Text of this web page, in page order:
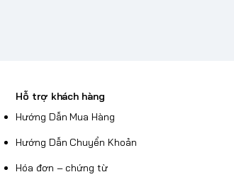
Hỗ trợ khách hàng
Hướng Dẫn Mua Hàng
Hướng Dẫn Chuyển Khoản
Hóa đơn – chứng từ